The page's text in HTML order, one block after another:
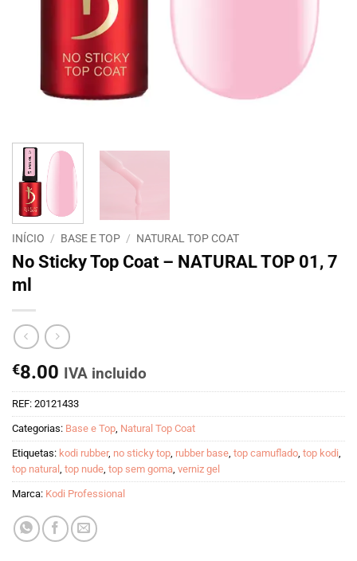
INÍCIO / BASE E TOP / NATURAL TOP COAT
No Sticky Top Coat – NATURAL TOP 01, 7
ml
€8.00 IVA incluido
REF: 20121433
Categorias: Base e Top Natural Top Coat
Etiquetas: kodi rubber, no sticky top rubber base top camuflado top kodi
top natural top nude top sem goma verniz gel
Marca: Kodi Professional